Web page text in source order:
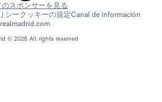
© 2026 All rights reserved
のスポンサーを見る
シークッキーの規定Canal de información
realmadrid.com